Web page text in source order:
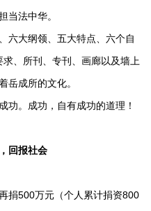
当法中华。
六大纲领、五大特点、六个自
、所刊、专刊、画廊以及墙上
岳成所的文化。
功。成功，自有成功的道理！
回报社会
捐500万元（个人累计捐资800